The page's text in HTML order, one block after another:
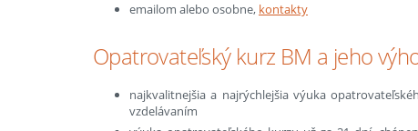
emailom alebo osobne, kontakty
Opatrovateľský kurz BM a jeho
najkvalitnejšia a najrýchlejšia výuka
vzdelávaním